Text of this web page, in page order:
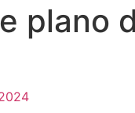
plano